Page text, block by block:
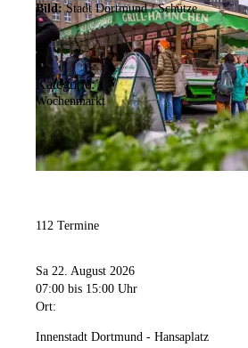
Bild: Stadt Dortmund / Schütze
Kategorie:
Wochenmarkt
112 Termine
Sa 22. August 2026
07:00 bis 15:00 Uhr
Ort:
Innenstadt Dortmund - Hansaplatz